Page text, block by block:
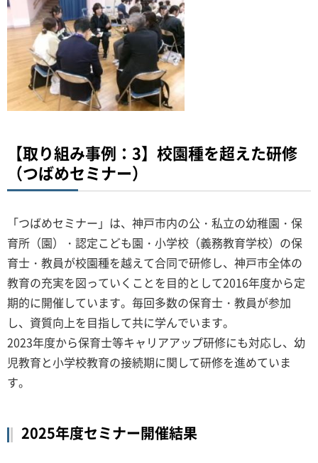
【取り組み事例：3】校園種を超えた研修
（つばめセミナー）
「つばめセミナー」は、神戸市内の公・私立の幼稚園・保
育所（園）・認定こども園・小学校（義務教育学校）の保
育士・教員が校園種を越えて合同で研修し、神戸市全体の
教育の充実を図っていくことを目的として2016年度から定
期的に開催しています。毎回多数の保育士・教員が参加
し、資質向上を目指して共に学んでいます。
2023年度から保育士等キャリアアップ研修にも対応し、幼
児教育と小学校教育の接続期に関して研修を進めていま
す。
2025年度セミナー開催結果